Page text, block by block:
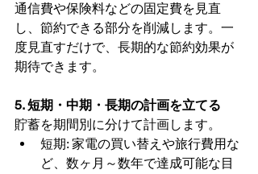
通信費や保険料などの固定費を見直
し、節約できる部分を削減します。一
度見直すだけで、長期的な節約効果が
期待できます。
5. 短期・中期・長期の計画を立てる
貯蓄を期間別に分けて計画します。
短期: 家電の買い替えや旅行費用な
ど、数ヶ月～数年で達成可能な目